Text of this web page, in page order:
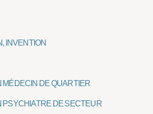
INVENTION
MÉDECIN DE QUARTIER
PSYCHIATRE DE SECTEUR